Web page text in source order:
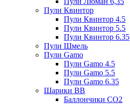
Пули Квинтор
Пули Квинтор 4.5
Пули Квинтор 5.5
Пули Квинтор 6.35
Пули Шмель
Пули Gamo
Пули Gamo 4.5
Пули Gamo 5.5
Пули Gamo 6.35
Шарики BB
Баллончики CO2